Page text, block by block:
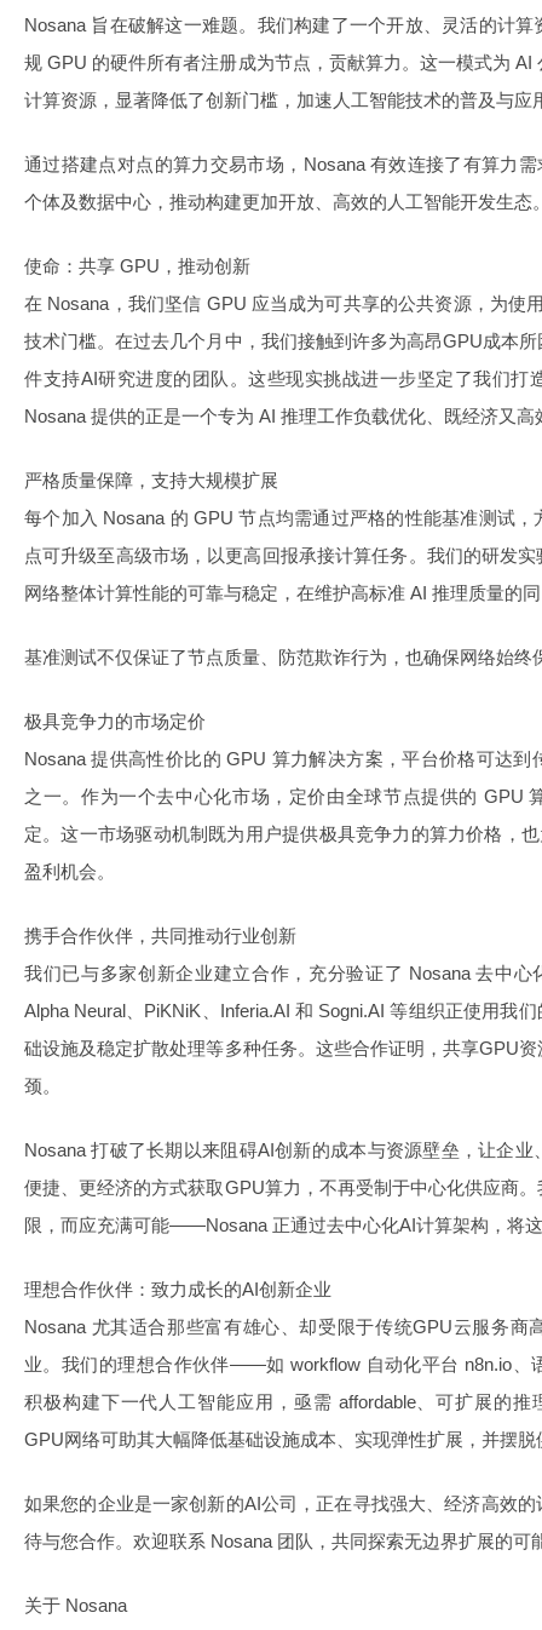
Nosana 旨在破解这一难题。我们构建了一个开放、灵活的计
规 GPU 的硬件所有者注册成为节点，贡献算力。这一模式为
计算资源，显著降低了创新门槛，加速人工智能技术的普及与应
通过搭建点对点的算力交易市场，Nosana 有效连接了有算力
个体及数据中心，推动构建更加开放、高效的人工智能开发生态
使命：共享 GPU，推动创新
在 Nosana，我们坚信 GPU 应当成为可共享的公共资源，为使
技术门槛。在过去几个月中，我们接触到许多为高昂GPU成本
件支持AI研究进度的团队。这些现实挑战进一步坚定了我们打
Nosana 提供的正是一个专为 AI 推理工作负载优化、既经济又
严格质量保障，支持大规模扩展
每个加入 Nosana 的 GPU 节点均需通过严格的性能基准测试
点可升级至高级市场，以更高回报承接计算任务。我们的研发
网络整体计算性能的可靠与稳定，在维护高标准 AI 推理质量的
基准测试不仅保证了节点质量、防范欺诈行为，也确保网络始终
极具竞争力的市场定价
Nosana 提供高性价比的 GPU 算力解决方案，平台价格可达
之一。作为一个去中心化市场，定价由全球节点提供的 GPU
定。这一市场驱动机制既为用户提供极具竞争力的算力价格，
盈利机会。
携手合作伙伴，共同推动行业创新
我们已与多家创新企业建立合作，充分验证了 Nosana 去中
Alpha Neural、PiKNiK、Inferia.AI 和 Sogni.AI 等组织正使用我
础设施及稳定扩散处理等多种任务。这些合作证明，共享GPU
颈。
Nosana 打破了长期以来阻碍AI创新的成本与资源壁垒，让企
便捷、更经济的方式获取GPU算力，不再受制于中心化供应商
限，而应充满可能——Nosana 正通过去中心化AI计算架构，将
理想合作伙伴：致力成长的AI创新企业
Nosana 尤其适合那些富有雄心、却受限于传统GPU云服务商
业。我们的理想合作伙伴——如 workflow 自动化平台 n8n.io
积极构建下一代人工智能应用，亟需 affordable、可扩展的推
GPU网络可助其大幅降低基础设施成本、实现弹性扩展，并摆脱
如果您的企业是一家创新的AI公司，正在寻找强大、经济高效
待与您合作。欢迎联系 Nosana 团队，共同探索无边界扩展的可
关于 Nosana